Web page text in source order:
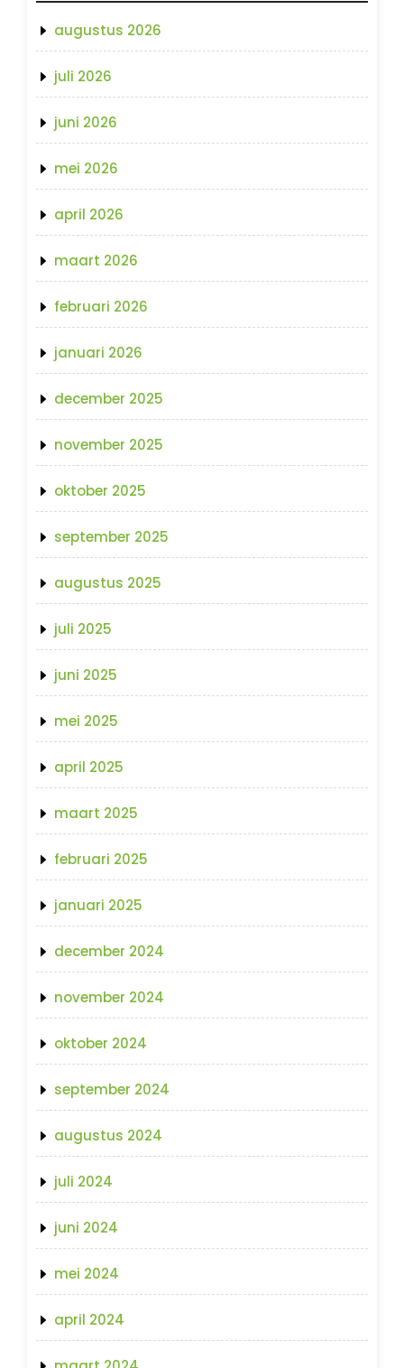
augustus 2026
juli 2026
juni 2026
mei 2026
april 2026
maart 2026
februari 2026
januari 2026
december 2025
november 2025
oktober 2025
september 2025
augustus 2025
juli 2025
juni 2025
mei 2025
april 2025
maart 2025
februari 2025
januari 2025
december 2024
november 2024
oktober 2024
september 2024
augustus 2024
juli 2024
juni 2024
mei 2024
april 2024